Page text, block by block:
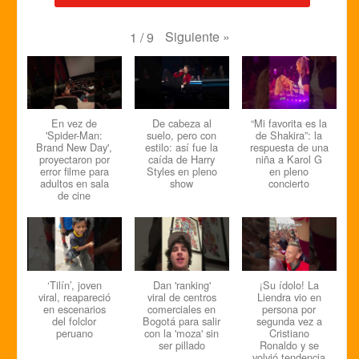
1 /9 Siguiente »
En vez de
'Spider-Man:
Brand New Day',
proyectaron por
error filme para
adultos en sala
de cine
De cabeza al
suelo, pero con
estilo: así fue la
caída de Harry
Styles en pleno
show
“Mi favorita es la
de Shakira”: la
respuesta de una
niña a Karol G
en pleno
concierto
‘Tilín’, joven
viral, reapareció
en escenarios
del folclor
peruano
Dan 'ranking'
viral de centros
comerciales en
Bogotá para salir
con la 'moza' sin
ser pillado
¡Su ídolo! La
Liendra vio en
persona por
segunda vez a
Cristiano
Ronaldo y se